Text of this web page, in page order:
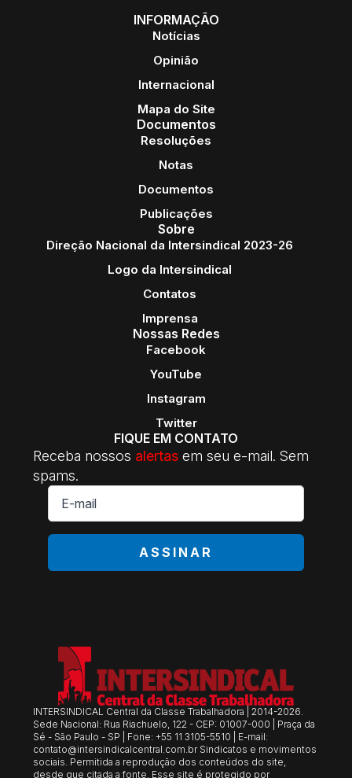
INFORMAÇÃO
Notícias
Opinião
Internacional
Mapa do Site
Documentos
Resoluções
Notas
Documentos
Publicações
Sobre
Direção Nacional da Intersindical 2023-26
Logo da Intersindical
Contatos
Imprensa
Nossas Redes
Facebook
YouTube
Instagram
Twitter
FIQUE EM CONTATO
Receba nossos alertas em seu e-mail. Sem
spams.
E-
mail
ASSINAR
INTERSINDICAL Central da Classe Trabalhadora | 2014-2026.
Sede Nacional: Rua Riachuelo, 122 - CEP: 01007-000 | Praça da
Sé - São Paulo - SP | Fone: +55 11 3105-5510 | E-mail:
contato@intersindicalcentral.com.br Sindicatos e movimentos
sociais. Permitida a reprodução dos conteúdos do site,
desde que citada a fonte. Esse site é protegido por